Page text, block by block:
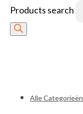
Products search
Alle Categorieën